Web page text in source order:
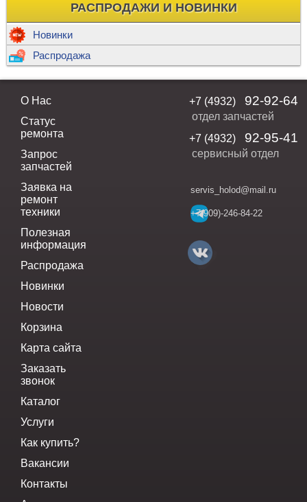
РАСПРОДАЖИ И НОВИНКИ
Новинки
Распродажа
О Нас
Статус
ремонта
Запрос
запчастей
Заявка на
ремонт
техники
Полезная
информация
Распродажа
Новинки
Новости
Корзина
Карта сайта
Заказать
звонок
Каталог
Услуги
Как купить?
Вакансии
Контакты
+7 (4932) 92-92-64
отдел запчастей
+7 (4932)
92-95-41
сервисный отдел
servis_holod@mail.ru
+7(909)-246-84-22